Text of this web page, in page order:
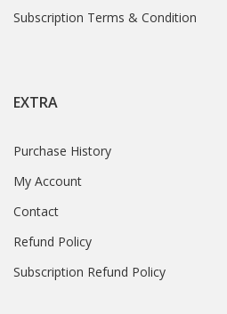
Subscription Terms & Condition
EXTRA
Purchase History
My Account
Contact
Refund Policy
Subscription Refund Policy